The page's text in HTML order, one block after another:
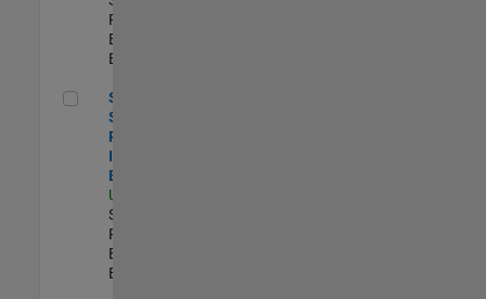
Process
Engineering |
Experimentado
Senior Software Process Improvement Engineer
Senior
Software
Process
Improvement
Engineer
US-MA-Natick
Software
Process
Engineering |
Experimentado